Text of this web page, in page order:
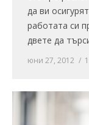
да ви
работата си
двете да
юни 27, 2012